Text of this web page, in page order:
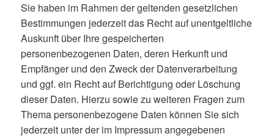
Sie haben im Rahmen der geltenden gesetzlichen
Bestimmungen jederzeit das Recht auf unentgeltliche
Auskunft über Ihre gespeicherten
personenbezogenen Daten, deren Herkunft und
Empfänger und den Zweck der Datenverarbeitung
und ggf. ein Recht auf Berichtigung oder Löschung
dieser Daten. Hierzu sowie zu weiteren Fragen zum
Thema personenbezogene Daten können Sie sich
jederzeit unter der im Impressum angegebenen